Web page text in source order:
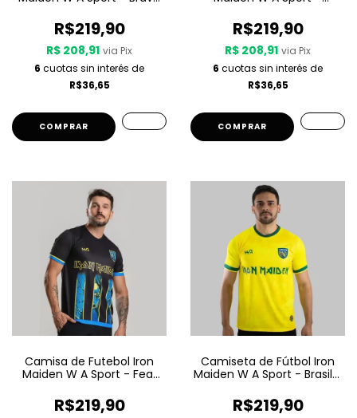
R$219,90
R$ 208,91 via Pix
6 cuotas sin interés de
R$36,65
COMPRAR
R$219,90
R$ 208,91 via Pix
6 cuotas sin interés de
R$36,65
COMPRAR
Camisa de Futebol Iron
Maiden W A Sport - Fear
R$219,90
Camiseta de Fútbol Iron
Maiden W A Sport - Brasil -
R$219,90